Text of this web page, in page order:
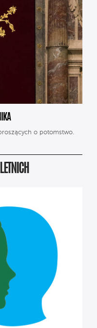
o potomstwo.